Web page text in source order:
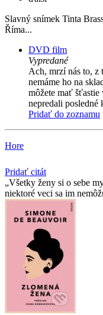
Slavný snímek Tinta
Říma...
DVD film
Vypredané
Ach, mrzí nás to, z
nemáme ho na
môžete mať šťastie
nepredali posledné
Pridať do zoznamu
Hore
Pridať citát
Všetky ženy si o sebe
niektoré veci sa im